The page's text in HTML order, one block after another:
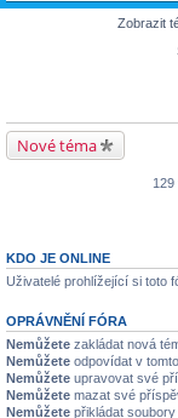
Zobrazit
Nové téma
129
KDO JE ONLINE
Uživatelé prohlížející si toto
OPRÁVNĚNÍ FÓRA
Nemůžete zakládat nová
Nemůžete odpovídat v
Nemůžete upravovat své
Nemůžete mazat své
Nemůžete přikládat